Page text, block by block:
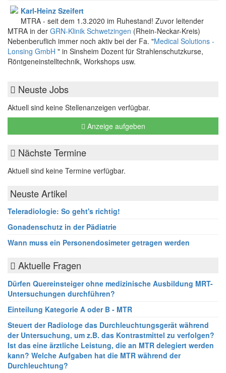
Karl-Heinz Szeifert
MTRA - seit dem 1.3.2020 im Ruhestand! Zuvor leitender
MTRA in der GRN-Klinik Schwetzingen (Rhein-Neckar-Kreis)
Nebenberuflich immer noch aktiv bei der Fa. "Medical Solutions -
Lonsing GmbH " in Sinsheim Dozent für Strahlenschutzkurse,
Röntgeneinstelltechnik, Workshops usw.
Neuste Jobs
Aktuell sind keine Stellenanzeigen verfügbar.
Anzeige aufgeben
Nächste Termine
Aktuell sind keine Termine verfügbar.
Neuste Artikel
Teleradiologie: So geht's richtig!
Gonadenschutz in der Pädiatrie
Wann muss ein Personendosimeter getragen werden
Aktuelle Fragen
Dürfen Quereinsteiger ohne medizinische Ausbildung MRT-
Untersuchungen durchführen?
Einteilung Kategorie A oder B - MTR
Steuert der Radiologe das Durchleuchtungsgerät während
der Untersuchung, um z.B. das Kontrastmittel zu verfolgen?
Ist das eine ärztliche Leistung, die an MTR delegiert werden
kann? Welche Aufgaben hat die MTR während der
Durchleuchtung?